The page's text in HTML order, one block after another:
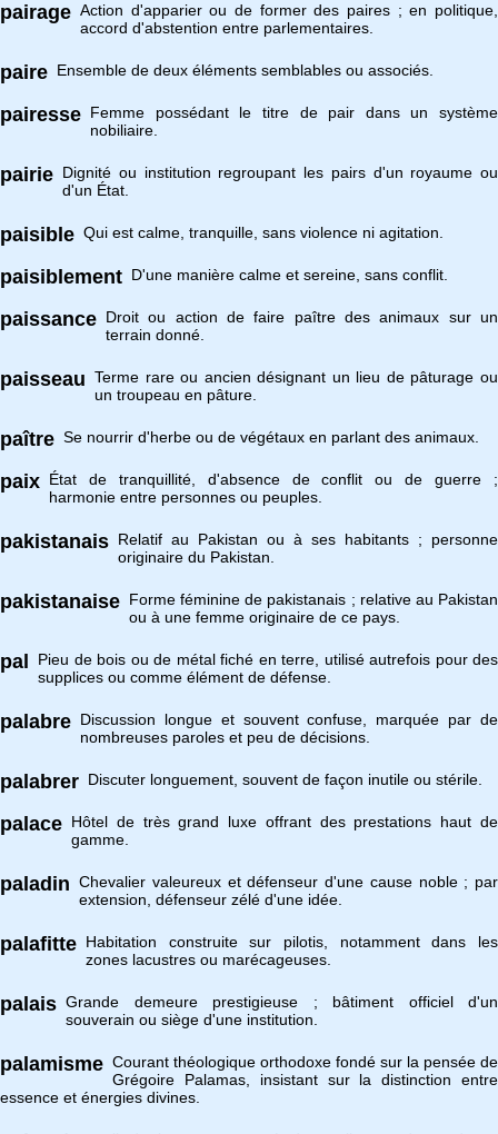
pairage Action d'apparier ou de former des paires ; en politique,
accord d'abstention entre parlementaires.
paire Ensemble de deux éléments semblables ou associés.
pairesse Femme possédant le titre de pair dans un système
nobiliaire.
pairie Dignité ou institution regroupant les pairs d'un royaume ou
d'un État.
paisible Qui est calme, tranquille, sans violence ni agitation.
paisiblement D'une manière calme et sereine, sans conflit.
paissance Droit ou action de faire paître des animaux sur un
terrain donné.
paisseau Terme rare ou ancien désignant un lieu de pâturage ou
un troupeau en pâture.
paître Se nourrir d'herbe ou de végétaux en parlant des animaux.
paix État de tranquillité, d'absence de conflit ou de guerre ;
harmonie entre personnes ou peuples.
pakistanais Relatif au Pakistan ou à ses habitants ; personne
originaire du Pakistan.
pakistanaise Forme féminine de pakistanais ; relative au Pakistan
ou à une femme originaire de ce pays.
pal
Pieu de bois ou de métal fiché en terre, utilisé autrefois pour des
supplices ou comme élément de défense.
palabre Discussion longue et souvent confuse, marquée par de
nombreuses paroles et peu de décisions.
palabrer Discuter longuement, souvent de façon inutile ou stérile.
palace Hôtel de très grand luxe offrant des prestations haut de
gamme.
paladin Chevalier valeureux et défenseur d'une cause noble ; par
extension, défenseur zélé d'une idée.
palafitte Habitation construite sur pilotis, notamment dans les
zones lacustres ou marécageuses.
palais Grande demeure prestigieuse ; bâtiment officiel d'un
souverain ou siège d'une institution.
palamisme Courant théologique orthodoxe fondé sur la pensée de
Grégoire Palamas, insistant sur la distinction entre
essence et énergies divines.